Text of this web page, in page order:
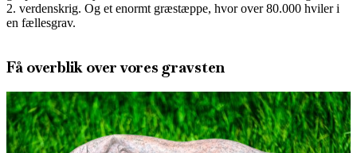
2. verdenskrig. Og et enormt græstæppe, hvor over 80.000 hviler i
en fællesgrav.
Få overblik over vores gravsten